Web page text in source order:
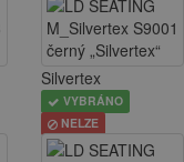
Silvertex
VYBRÁNO
NELZE